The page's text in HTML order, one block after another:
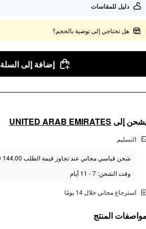
دليل للمقاسات
هل تحتاجي إلى توصية بالحجم؟
إضافة إلى السلة
إلى UNITED ARAB EMIRATES
التسليم
شحن قياسي مجاني عند تجاوز قيمة الطلب AED 144.00
وقت الشحن: 7 - 11 أيام
استرجاع مجاني خلال 14 يومًا
المنتج